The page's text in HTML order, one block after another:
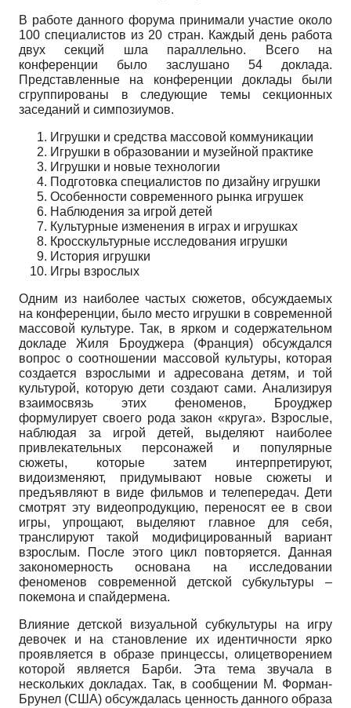
В работе данного форума принимали участие около
100 специалистов из 20 стран. Каждый день работа
двух секций шла параллельно. Всего на
конференции было заслушано 54 доклада.
Представленные на конференции доклады были
сгруппированы в следующие темы секционных
заседаний и симпозиумов.
Игрушки и средства массовой коммуникации
Игрушки в образовании и музейной практике
Игрушки и новые технологии
Подготовка специалистов по дизайну игрушки
Особенности современного рынка игрушек
Наблюдения за игрой детей
Культурные изменения в играх и игрушках
Кросскультурные исследования игрушки
История игрушки
Игры взрослых
Одним из наиболее частых сюжетов, обсуждаемых
на конференции, было место игрушки в современной
массовой культуре. Так, в ярком и содержательном
докладе Жиля Броуджера (Франция) обсуждался
вопрос о соотношении массовой культуры, которая
создается взрослыми и адресована детям, и той
культурой, которую дети создают сами. Анализируя
взаимосвязь этих феноменов, Броуджер
формулирует своего рода закон «круга». Взрослые,
наблюдая за игрой детей, выделяют наиболее
привлекательных персонажей и популярные
сюжеты, которые затем интерпретируют,
видоизменяют, придумывают новые сюжеты и
предъявляют в виде фильмов и телепередач. Дети
смотрят эту видеопродукцию, переносят ее в свои
игры, упрощают, выделяют главное для себя,
транслируют такой модифицированный вариант
взрослым. После этого цикл повторяется. Данная
закономерность основана на исследовании
феноменов современной детской субкультуры –
покемона и спайдермена.
Влияние детской визуальной субкультуры на игру
девочек и на становление их идентичности ярко
проявляется в образе принцессы, олицетворением
которой является Барби. Эта тема звучала в
нескольких докладах. Так, в сообщении М. Форман-
Брунел (США) обсуждалась ценность данного образа